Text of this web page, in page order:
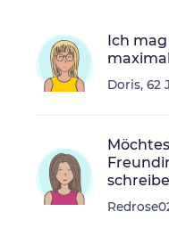
Ich
Doris, 62